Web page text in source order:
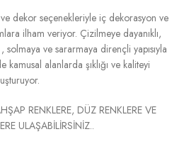
dekor seçenekleriyle iç dekorasyon ve
ilham veriyor. Çizilmeye dayanıklı,
ve sararmaya dirençli yapısıyla
kamusal alanlarda şıklığı ve kaliteyi
RENKLERE, DÜZ RENKLERE VE
ULAŞABİLİRSİNİZ..